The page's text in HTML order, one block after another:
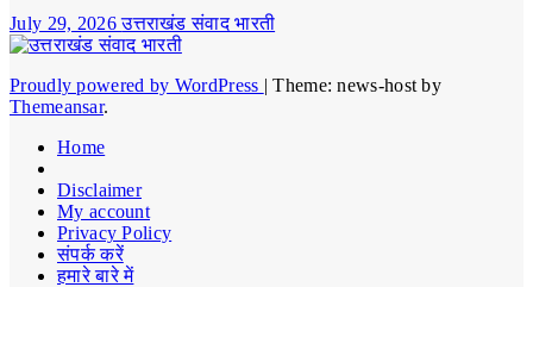
July 29, 2026उत्तराखंड संवाद भारती
Proudly powered by WordPress |Theme: news-host by
Themeansar.
Home
Disclaimer
My account
Privacy Policy
संपर्क करें
हमारे बारे में